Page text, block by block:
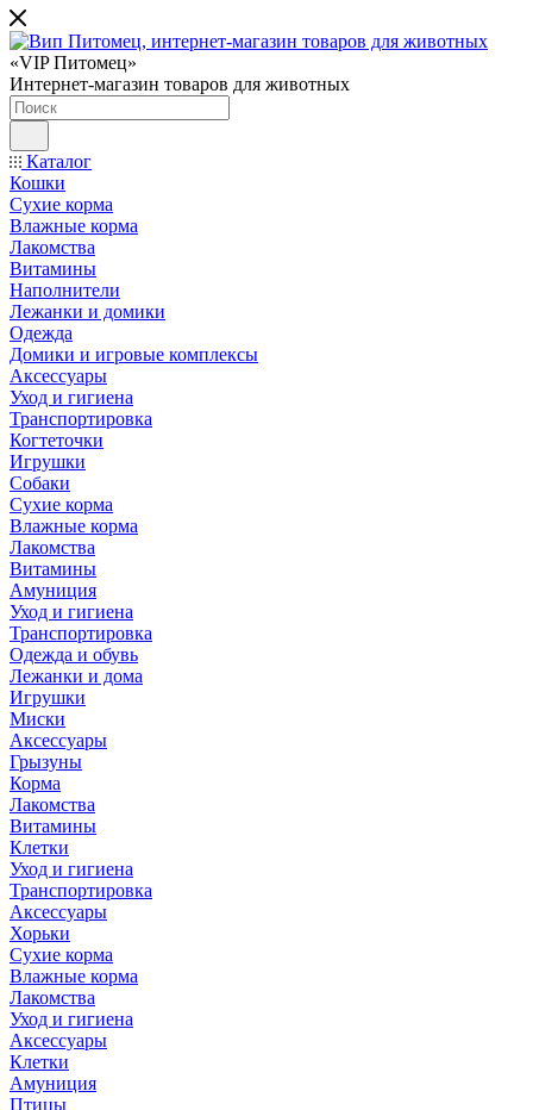
«VIP Питомец»
Интернет-магазин товаров для животных
Каталог
Кошки
Сухие корма
Влажные корма
Лакомства
Витамины
Наполнители
Лежанки и домики
Одежда
Домики и игровые комплексы
Аксессуары
Уход и гигиена
Транспортировка
Когтеточки
Игрушки
Собаки
Сухие корма
Влажные корма
Лакомства
Витамины
Амуниция
Уход и гигиена
Транспортировка
Одежда и обувь
Лежанки и дома
Игрушки
Миски
Аксессуары
Грызуны
Корма
Лакомства
Витамины
Клетки
Уход и гигиена
Транспортировка
Аксессуары
Хорьки
Сухие корма
Влажные корма
Лакомства
Уход и гигиена
Аксессуары
Клетки
Амуниция
Птицы